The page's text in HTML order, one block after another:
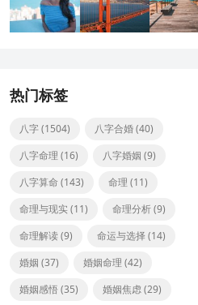
热门标签
八字(1504) 八字合婚(40)
八字命理 (16) 八字婚姻 (9)
八字算命 (143) 命理 (11)
命理与现实(11) 命理分析(9)
命理解读(9) 命运与选择(14)
婚姻 (37) 婚姻命理 (42)
婚姻感悟(35) 婚姻焦虑(29)